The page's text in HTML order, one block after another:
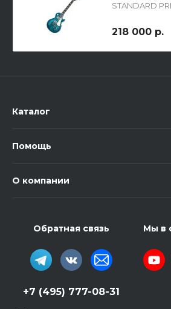
STANDARD
218 000 р.
Каталог
Помощь
О компании
Обратная связь
+7 (495) 777-08-31
Мы в